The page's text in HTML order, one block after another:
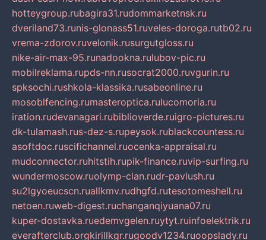
hotteygroup.rubagira31.rudommarketnsk.ru
dveriland73.runis-glonass51.ruveles-doroga.rutb02.ru
vrema-zdorov.ruvelonik.rusurgutgloss.ru
nike-air-max-95.runadookna.rulubov-pic.ru
mobilreklama.rupds-nn.rusocrat2000.ruvgurin.ru
spksochi.rushkola-klassika.rusabeonline.ru
mosoblfencing.rumasteroptica.rulucomoria.ru
iration.rudevanagari.rubiblioverde.ruigro-pictures.ru
dk-tulamash.rus-dez-s.rupeysok.rublackcountess.ru
asoftdoc.ruscifichannel.ruocenka-appraisal.ru
mudconnector.ruhitstih.rupik-finance.ruvip-surfing.ru
wundermoscow.ruolymp-clan.rudr-pavlush.ru
su2lgyoeucscn.ruallkmv.rudhgfd.rutesotomeshell.ru
netoen.ruweb-digest.ruchanganqiyuana07.ru
kuper-dostavka.ruedemvgelen.ruytyt.ruinfoelektrik.ru
everafterclub.orgkirillkgr.rugoodv1234.ruoopslady.ru